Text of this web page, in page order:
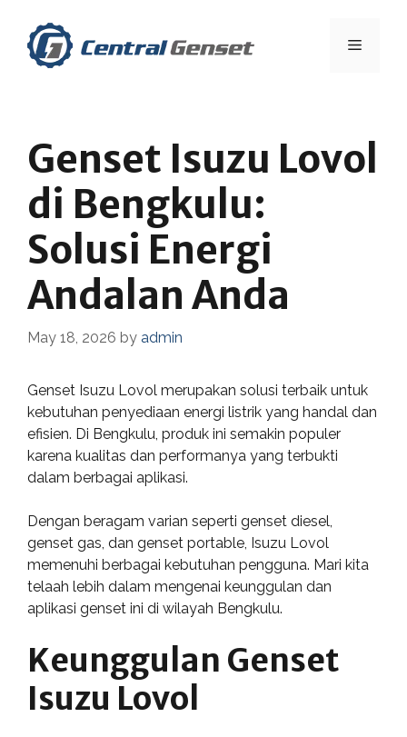
content
Menu
Genset Isuzu Lovol
di Bengkulu:
Solusi Energi
Andalan Anda
May 18, 2026 by admin
Genset Isuzu Lovol merupakan solusi terbaik untuk
kebutuhan penyediaan energi listrik yang handal dan
efisien. Di Bengkulu, produk ini semakin populer
karena kualitas dan performanya yang terbukti
dalam berbagai aplikasi.
Dengan beragam varian seperti genset diesel,
genset gas, dan genset portable, Isuzu Lovol
memenuhi berbagai kebutuhan pengguna. Mari kita
telaah lebih dalam mengenai keunggulan dan
aplikasi genset ini di wilayah Bengkulu.
Keunggulan Genset
Isuzu Lovol